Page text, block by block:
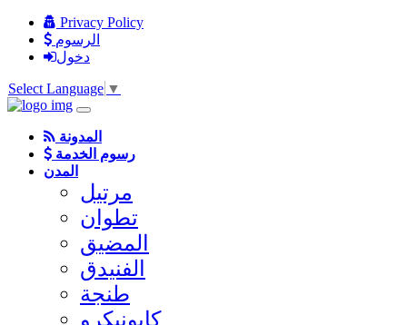
Privacy Policy
الرسوم
دخول
Select Language ▼
المدونة
رسوم الخدمة
المدن
مرتيل
تطوان
المضيق
الفنيدق
طنجة
كابونيكرو